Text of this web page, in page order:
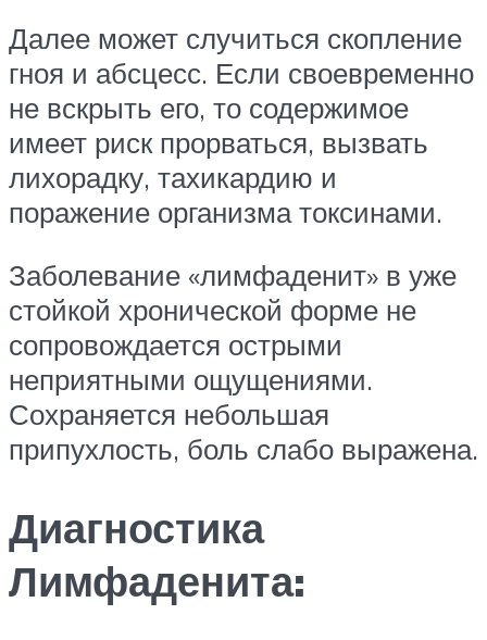
Далее может случиться скопление
гноя и абсцесс. Если своевременно
не вскрыть его, то содержимое
имеет риск прорваться, вызвать
лихорадку, тахикардию и
поражение организма токсинами.
Заболевание «лимфаденит» в уже
стойкой хронической форме не
сопровождается острыми
неприятными ощущениями.
Сохраняется небольшая
припухлость, боль слабо выражена.
Диагностика
Лимфаденита: